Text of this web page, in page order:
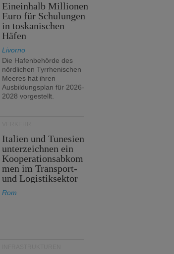
Eineinhalb Millionen
Euro für Schulungen
in toskanischen
Häfen
Livorno
Die Hafenbehörde des
nördlichen Tyrrhenischen
Meeres hat ihren
Ausbildungsplan für 2026-
2028 vorgestellt.
Italien und Tunesien
unterzeichnen ein
Kooperationsabkom
men im Transport-
und Logistiksektor
Rom